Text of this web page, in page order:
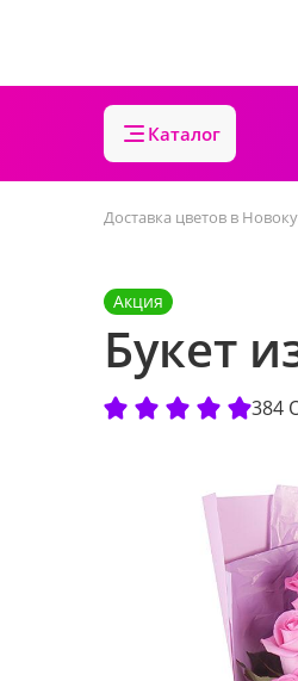
Каталог
Доставка цветов в
Акция
Букет
384